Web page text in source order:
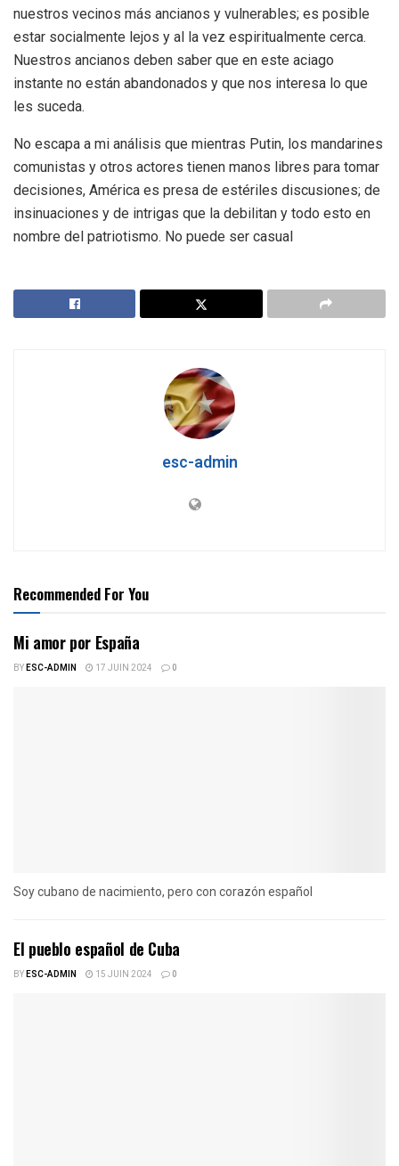
nuestros vecinos más ancianos y vulnerables; es posible
estar socialmente lejos y al la vez espiritualmente cerca.
Nuestros ancianos deben saber que en este aciago
instante no están abandonados y que nos interesa lo que
les suceda.
No escapa a mi análisis que mientras Putin, los mandarines
comunistas y otros actores tienen manos libres para tomar
decisiones, América es presa de estériles discusiones; de
insinuaciones y de intrigas que la debilitan y todo esto en
nombre del patriotismo. No puede ser casual
esc-admin
Recommended For You
Mi amor por España
BYESC-ADMIN 17 JUIN 2024 0
Soy cubano de nacimiento, pero con corazón español
El pueblo español de Cuba
BYESC-ADMIN 15 JUIN 2024 0